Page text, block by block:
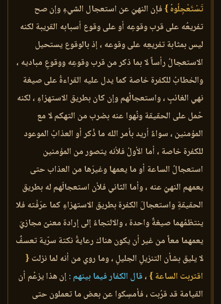
تَسْتَعْجِلُوهُ } فإن النهيَ عن استعجال الشيءِ وإن صح
تفريعُه على قرب وقوعِه أو على وقوع أسبابه القريبة لكنه
ليس بمثابة تفريعِه على وقوعه ، إذ بالوقوع يستحيل
الاستعجالُ رأساً لا بما ذكر من قرب وقوعِه ووقوعِ مباديه ،
والخطابُ للكفرة خاصة كما يدل عليه القراءةُ على صيغة
نهي الغائبِ ، واستعجالُهم وإن كان بطريق الاستهزاءِ ، لكنه
حُمل على الحقيقة ونُهوا عنه بضرب من التهكم لا مع
المؤمنين ، سواءٌ أريد بأمر الله ما ذُكر أو العذابُ الموعود
للكفرة خاصة ، أما الأولُ فلأنه يتصور من المؤمنين
استعجالُ الساعة أو ما يعمها وغيرَها من العذاب حتى
يعمهم النهيُ عنه ، وأما الثاني فلأن استعجالَهم له بطريق
الحقيقةِ واستعجالَ الكفرة بطريق الاستهزاءِ كما عرَفْته فلا
ينتظمُهما صيغةٌ واحدة ، والالتجاءُ إلى إرادة معنىً مجازيَ
يعمهما معاً من غير أن يكون هناك رعايةُ نكتة سرّية تعسفٌ
لا يليق بشأن التنزيلِ الجليلِ ، وما روي من أنه لما نزلت {
اقتربت الساعة } ، قال الكفار فيما بينهم :إن هذا يزعُم أن
القيامة قد قرُبت ، فأمسِكوا عن بعض ما تعملون حتى